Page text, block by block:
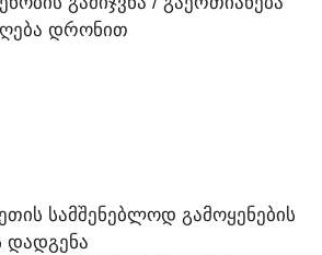
ᲓᲠᲝᲜᲘᲗ
ᲡᲐᲛᲨᲔᲜᲔᲑᲚᲝᲓ ᲒᲐᲛᲝᲧᲔᲜᲔᲑᲘᲡ
ᲓᲐᲓᲒᲔᲜᲐ